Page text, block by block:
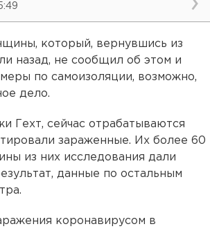
который, вернувшись из
назад, не сообщил об этом и
по самоизоляции, возможно,
дело.
Гехт, сейчас отрабатываются
зараженные. Их более 60
из них исследования дали
данные по остальным
коронавирусом в